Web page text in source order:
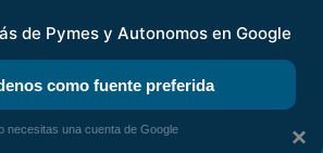
KIT DIGITAL RENTA
×
de Pymes y Autonomos en Google
como fuente preferida
necesitas una cuenta de Google